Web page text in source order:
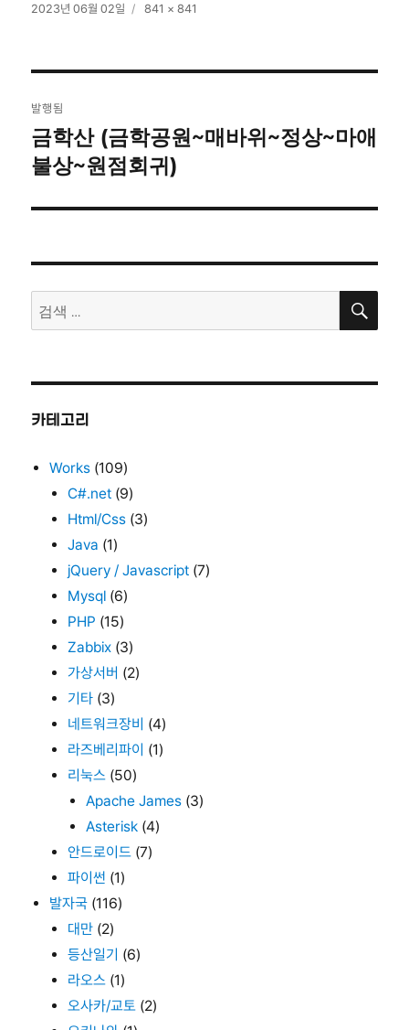
작
2023년 06월 02일
전
841 × 841
탐
색
발행됨
금학산 (금학공원~매바위~정상~마애
불상~원점회귀)
검
색:
검
카테고리
Works (109)
C#.net (9)
Html/Css (3)
Java (1)
jQuery / Javascript (7)
Mysql (6)
PHP (15)
Zabbix (3)
가상서버 (2)
기타 (3)
네트워크장비 (4)
라즈베리파이 (1)
리눅스 (50)
Apache James (3)
Asterisk (4)
안드로이드 (7)
파이썬 (1)
발자국 (116)
대만 (2)
등산일기 (6)
라오스 (1)
오사카/교토 (2)